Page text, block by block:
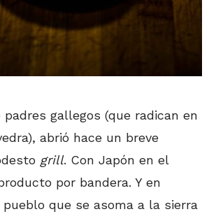
padres gallegos (que radican en
abrió hace un breve
grill. Con Japón en el
por bandera. Y en
pueblo que se asoma a la sierra